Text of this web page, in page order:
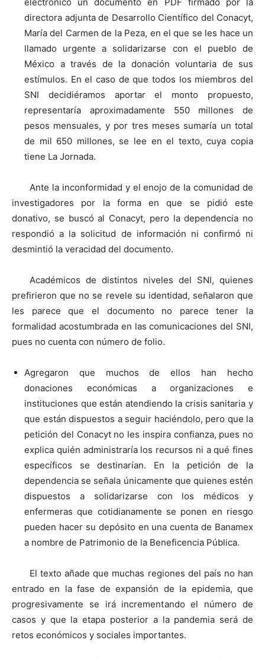
directora adjunta de Desarrollo Científico del Conacyt,
María del Carmen de la Peza, en el que se les hace un
llamado urgente a solidarizarse con el pueblo de
México a través de la donación voluntaria de sus
estímulos. En el caso de que todos los miembros del
SNI decidiéramos aportar el monto propuesto,
representaría aproximadamente 550 millones de
pesos mensuales, y por tres meses sumaría un total
de mil 650 millones, se lee en el texto, cuya copia
tiene La Jornada.
Ante la inconformidad y el enojo de la comunidad de
investigadores por la forma en que se pidió este
donativo, se buscó al Conacyt, pero la dependencia no
respondió a la solicitud de información ni confirmó ni
desmintió la veracidad del documento.
Académicos de distintos niveles del SNI, quienes
prefirieron que no se revele su identidad, señalaron que
les parece que el documento no parece tener la
formalidad acostumbrada en las comunicaciones del SNI,
pues no cuenta con número de folio.
Agregaron que muchos de ellos han hecho
donaciones económicas a organizaciones e
instituciones que están atendiendo la crisis sanitaria y
que están dispuestos a seguir haciéndolo, pero que la
petición del Conacyt no les inspira confianza, pues no
explica quién administraría los recursos ni a qué fines
específicos se destinarían. En la petición de la
dependencia se señala únicamente que quienes estén
dispuestos a solidarizarse con los médicos y
enfermeras que cotidianamente se ponen en riesgo
pueden hacer su depósito en una cuenta de Banamex
a nombre de Patrimonio de la Beneficencia Pública.
El texto añade que muchas regiones del país no han
entrado en la fase de expansión de la epidemia, que
progresivamente se irá incrementando el número de
casos y que la etapa posterior a la pandemia será de
retos económicos y sociales importantes.